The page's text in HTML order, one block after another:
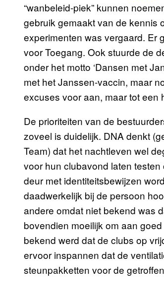
“wanbeleid-piek” kunnen
gebruik gemaakt van de kennis
experimenten was vergaard. Er
voor Toegang. Ook stuurde de
onder het motto ‘Dansen met
met het Janssen-vaccin, maar
excuses voor aan, maar tot een
De prioriteiten van de
zoveel is duidelijk. DNA denkt
Team) dat het nachtleven wel
voor hun clubavond laten
deur met identiteitsbewijzen
daadwerkelijk bij de persoon
andere omdat niet bekend was
bovendien moeilijk om aan
bekend werd dat de clubs op
ervoor inspannen dat de
steunpakketten voor de